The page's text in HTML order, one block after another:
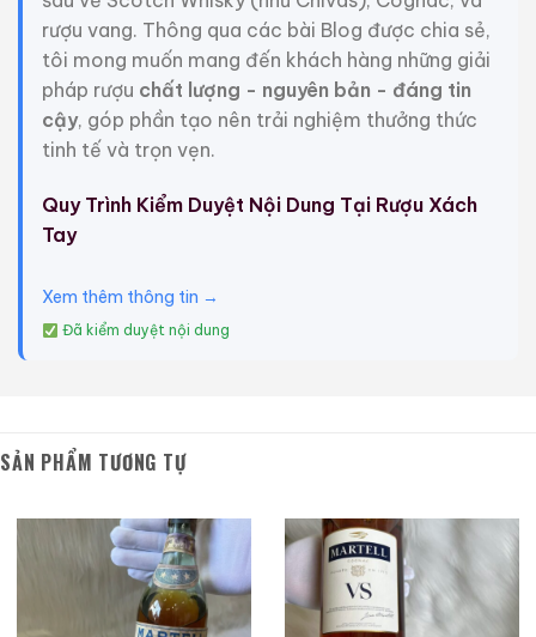
THÔNG TIN THÊM
Nhà Máy Chưng Cất: Martell
Quốc Gia: Pháp
Dòng Rượu: Brandy
Nhóm Rượu: Cognac
Cường Độ: 40%
Trọng Lượng: 2kg
Tại sao tin tưởngruouxachtay.com?
rượu vang. Thông qua các bài Blog được chia sẻ,
tôi mong muốn mang đến khách hàng những giải
pháp rượu chất lượng - nguyên bản - đáng tin
cậy, góp phần tạo nên trải nghiệm thưởng thức
tinh tế và trọn vẹn.
Quy Trình Kiểm Duyệt Nội Dung Tại Rượu Xách
Tay
Xem thêm thông tin →
Đã kiểm duyệt nội dung
SẢN PHẨM TƯƠNG TỰ